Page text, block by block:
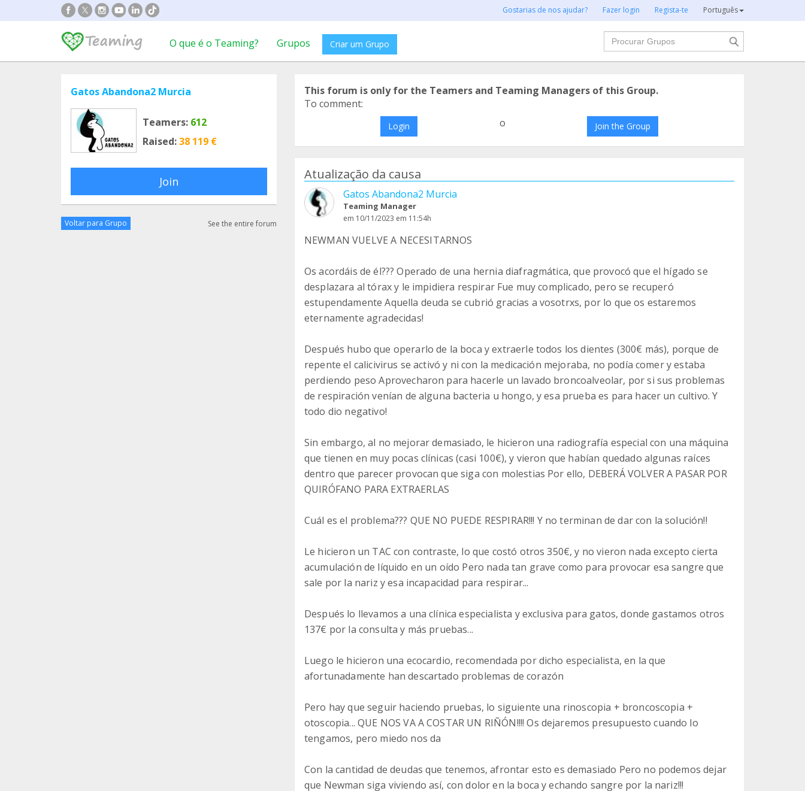
Gostarias de nos ajudar? Fazer login Regista-te Português
O que é o Teaming? Grupos Criar um Grupo
Procurar
Gatos Abandona2 Murcia
Teamers: 612
Raised:38 119 €
Join
Voltar para Grupo See the entire forum
This forum is only for the Teamers and Teaming Managers of this Group.
To comment:
Login o Join the Group
Atualização da causa
Gatos Abandona2 Murcia
Teaming Manager
em 10/11/2023 em 11:54h
NEWMAN VUELVE A NECESITARNOS
Os acordáis de él??? Operado de una hernia diafragmática, que provocó que el hígado se
desplazara al tórax y le impidiera respirar Fue muy complicado, pero se recuperó
estupendamente Aquella deuda se cubrió gracias a vosotrxs, por lo que os estaremos
eternamente agradecidas!
Después hubo que operarlo de la boca y extraerle todos los dientes (300€ más), porque de
repente el calicivirus se activó y ni con la medicación mejoraba, no podía comer y estaba
perdiendo peso Aprovecharon para hacerle un lavado broncoalveolar, por si sus problemas
de respiración venían de alguna bacteria u hongo, y esa prueba es para hacer un cultivo. Y
todo dio negativo!
Sin embargo, al no mejorar demasiado, le hicieron una radiografía especial con una máquina
que tienen en muy pocas clínicas (casi 100€), y vieron que habían quedado algunas raíces
dentro que parecer provocan que siga con molestias Por ello, DEBERÁ VOLVER A PASAR POR
QUIRÓFANO PARA EXTRAERLAS
Cuál es el problema??? QUE NO PUEDE RESPIRAR!!! Y no terminan de dar con la solución!!
Le hicieron un TAC con contraste, lo que costó otros 350€, y no vieron nada excepto cierta
acumulación de líquido en un oído Pero nada tan grave como para provocar esa sangre que
sale por la nariz y esa incapacidad para respirar...
Después lo llevamos a una clínica especialista y exclusiva para gatos, donde gastamos otros
137€ por la consulta y más pruebas...
Luego le hicieron una ecocardio, recomendada por dicho especialista, en la que
afortunadamente han descartado problemas de corazón
Pero hay que seguir haciendo pruebas, lo siguiente una rinoscopia + broncoscopia +
otoscopia... QUE NOS VA A COSTAR UN RIÑÓN!!!! Os dejaremos presupuesto cuando lo
tengamos, pero miedo nos da
Con la cantidad de deudas que tenemos, afrontar esto es demasiado Pero no podemos dejar
que Newman siga viviendo así, con dolor en la boca y echando sangre por la nariz!!!